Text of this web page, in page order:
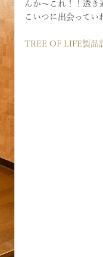
んか〜これ！！透き
こいつに出会ってい
TREE OF LIFE製品